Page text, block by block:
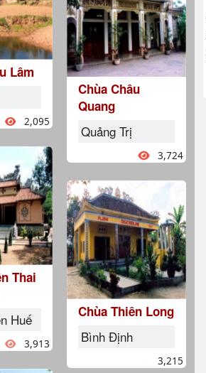
Lâm
2,095
Thai
Huế
3,913
Chùa Châu
Quang
Quảng Trị
3,724
Chùa Thiên Long
Bình Định
3,215